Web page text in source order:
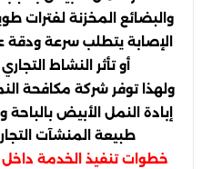
والبضائع المخزنة لفترات
الإصابة يتطلب سرعة ودقة
أو تأثر النشاط
ولهذا توفر شركة مكافحة
إبادة النمل الأبيض
طبيعة المنشآت
خطوات تنفيذ الخدمة